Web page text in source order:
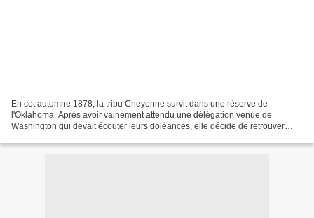
En cet automne 1878, la tribu Cheyenne survit dans une réserve de
l'Oklahoma. Après avoir vainement attendu une délégation venue de
Washington qui devait écouter leurs doléances, elle décide de retrouver